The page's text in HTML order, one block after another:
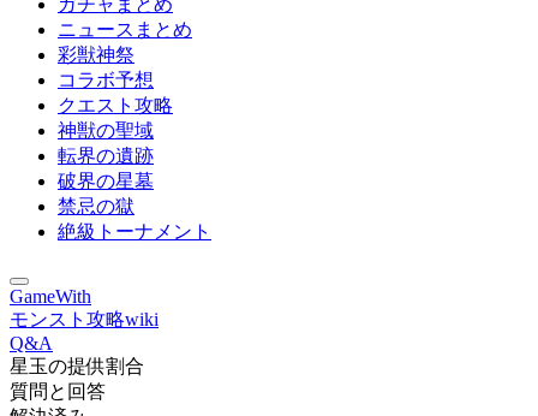
ガチャまとめ
ニュースまとめ
彩獣神祭
コラボ予想
クエスト攻略
神獣の聖域
転界の遺跡
破界の星墓
禁忌の獄
絶級トーナメント
GameWith
モンスト攻略wiki
Q&A
星玉の提供割合
質問と回答